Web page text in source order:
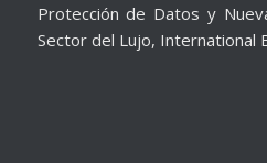
Protección de Datos y
Sector del Lujo, International